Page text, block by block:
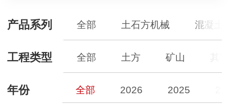
产品系列 全部 土石方机械 混凝土
工程类型 全部 土方 矿山 其
年份 全部 2026 2025